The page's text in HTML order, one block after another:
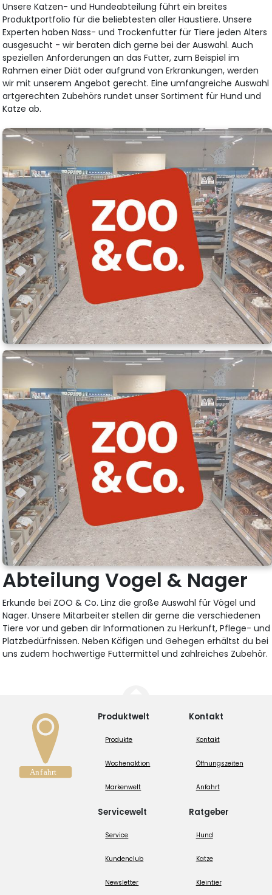
Unsere Katzen- und Hundeabteilung führt ein breites
Produktportfolio für die beliebtesten aller Haustiere. Unsere
Experten haben Nass- und Trockenfutter für Tiere jeden Alters
ausgesucht - wir beraten dich gerne bei der Auswahl. Auch
speziellen Anforderungen an das Futter, zum Beispiel im
Rahmen einer Diät oder aufgrund von Erkrankungen, werden
wir mit unserem Angebot gerecht. Eine umfangreiche Auswahl
artgerechten Zubehörs rundet unser Sortiment für Hund und
Katze ab.
Abteilung Vogel & Nager
Erkunde bei ZOO & Co. Linz die große Auswahl für Vögel und
Nager. Unsere Mitarbeiter stellen dir gerne die verschiedenen
Tiere vor und geben dir Informationen zu Herkunft, Pflege- und
Platzbedürfnissen. Neben Käfigen und Gehegen erhältst du bei
uns zudem hochwertige Futtermittel und zahlreiches Zubehör.
Produktwelt
Produkte
Wochenaktion
Markenwelt
Servicewelt
Service
Kundenclub
Newsletter
Kontakt
Kontakt
Öffnungszeiten
Anfahrt
Ratgeber
Hund
Katze
Kleintier